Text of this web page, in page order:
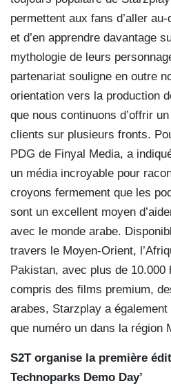
permettent aux fans d’aller
et d’en apprendre davantage
mythologie de leurs
partenariat souligne en outre
orientation vers la production
que nous continuons d’offrir
clients sur plusieurs fronts.
PDG de Finyal Media, a
un média incroyable pour
croyons fermement que les
sont un excellent moyen
avec le monde arabe.
travers le Moyen-Orient,
Pakistan, avec plus de 10.000
compris des films premium,
arabes, Starzplay a
que numéro un dans la région
S2T organise la première
Technoparks Demo Day’